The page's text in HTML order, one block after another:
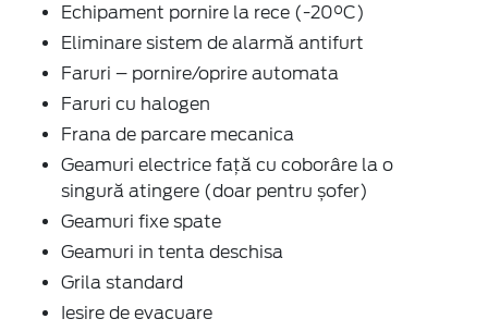
Echipament pornire la rece (-20°C)
Eliminare sistem de alarmă antifurt
Faruri – pornire/oprire automata
Faruri cu halogen
Frana de parcare mecanica
Geamuri electrice faţă cu coborâre la o
singură atingere (doar pentru șofer)
Geamuri fixe spate
Geamuri in tenta deschisa
Grila standard
Iesire de evacuare